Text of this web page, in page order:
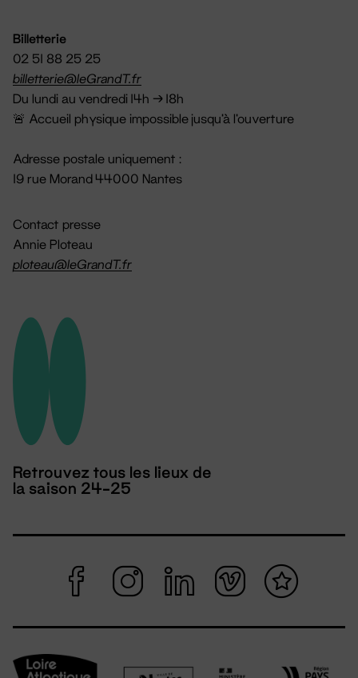
Billetterie
02 51 88 25 25
billetterie@leGrandT.fr
Du lundi au vendredi 14h → 18h
🚨 Accueil physique impossible jusqu'à l'ouverture
Adresse postale uniquement :
19 rue Morand 44000 Nantes
Contact presse
Annie Ploteau
ploteau@leGrandT.fr
Retrouvez tous les lieux de
la saison 24-25